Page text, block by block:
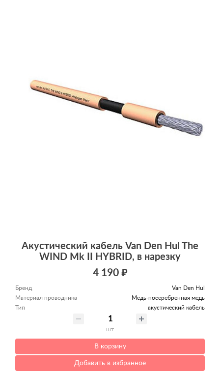
Акустический кабель Van Den Hul The
WIND Mk II HYBRID, в нарезку
4 190 ₽
Бренд
Van Den Hul
Материал проводника
Медь-посеребренная медь
Тип
акустический кабель
шт
В корзину
Добавить в избранное